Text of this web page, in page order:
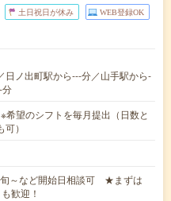
土日祝日が休み WEB登録OK
日ノ出町駅から---分／山手駅から-
分
望のシフトを毎月提出（日数と
）
旬～など開始日相談可 ★まずは
歓迎！